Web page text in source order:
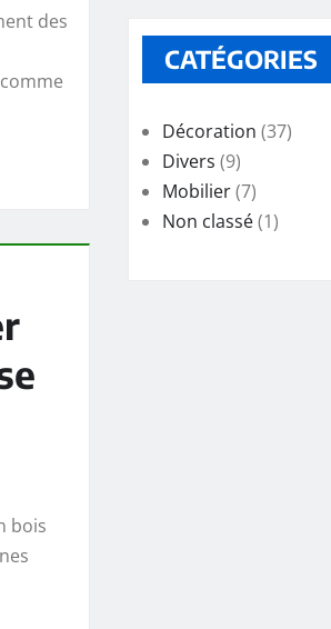
des
bois
CATÉGORIES
Décoration (37)
Divers (9)
Mobilier(7)
Non classé(1)